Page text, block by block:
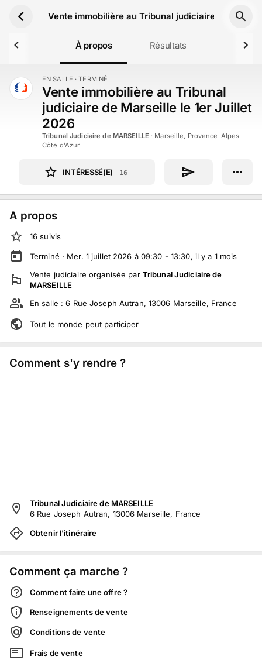
Vente immobilière au Tribunal judiciaire de
À propos Résultats
TERMINÉ EN SALLE · TERMINÉ
Vente immobilière au Tribunal
judiciaire de Marseille le 1er Juillet
2026
Tribunal Judiciaire de MARSEILLE · Marseille, Provence-Alpes-
Côte d'Azur
INTÉRESSÉ(E) 16
A propos
16 suivis
Terminé · Mer. 1 juillet 2026 à 09:30 - 13:30, il y a 1 mois
Vente judiciaire organisée par Tribunal Judiciaire de
MARSEILLE
En salle :6 Rue Joseph Autran, 13006 Marseille, France
Tout le monde peut participer
Comment s'y rendre ?
Tribunal Judiciaire de MARSEILLE
6 Rue Joseph Autran, 13006 Marseille, France
Obtenir l'itinéraire
Comment ça marche ?
Comment faire une offre ?
Renseignements de vente
Conditions de vente
Frais de vente